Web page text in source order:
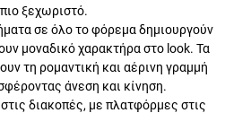
σε όλο το φόρεμα δημιουργούν
μοναδικό χαρακτήρα στο look. Τα
τη ρομαντική και αέρινη γραμμή του
άνεση και κίνηση.
διακοπές, με πλατφόρμες στις